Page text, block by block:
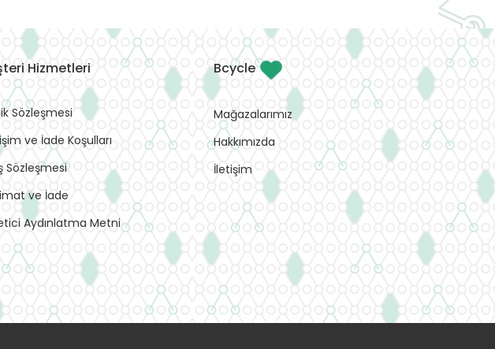
Hizmetleri
Sözleşmesi
ve İade Koşulları
Sözleşmesi
ve İade
Aydınlatma Metni
Bcycle
Mağazalarımız
Hakkımızda
İletişim